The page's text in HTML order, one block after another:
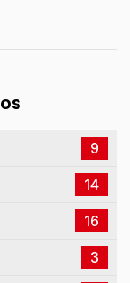
9
14
16
3